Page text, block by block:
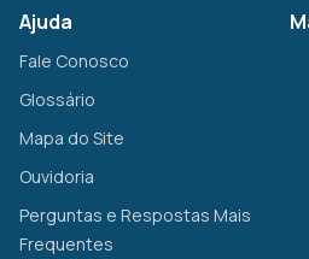
Ajuda
Fale Conosco
Glossário
Mapa do Site
Ouvidoria
Perguntas e Respostas Mais
Frequentes